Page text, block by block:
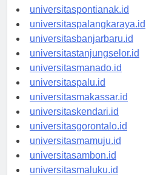
universitaskupang.id
universitaspontianak.id
universitaspalangkaraya.id
universitasbanjarbaru.id
universitastanjungselor.id
universitasmanado.id
universitaspalu.id
universitasmakassar.id
universitaskendari.id
universitasgorontalo.id
universitasmamuju.id
universitasambon.id